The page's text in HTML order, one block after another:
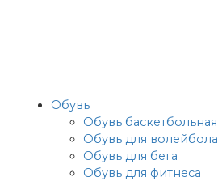
Обувь
Обувь баскетбольная
Обувь для волейбола
Обувь для бега
Обувь для фитнеса